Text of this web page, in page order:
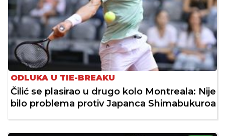
ODLUKA U TIE-BREAKU
Čilić se plasirao u drugo kolo Montreala: Nije
bilo problema protiv Japanca Shimabukuroa